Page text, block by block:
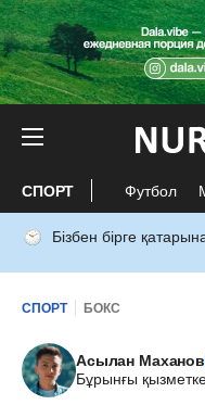
СПОРТ Футбол
Бізбен бірге
СПОРТ БОКС
Асылан Маханов
Бұрынғы